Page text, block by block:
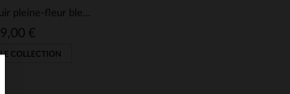
Ceinture en cuir pleine-fleur bleu marine
€
COLLECTION